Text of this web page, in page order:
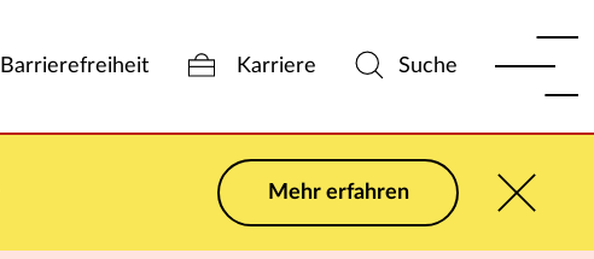
Barrierefreiheit Karriere Suche
Mehr erfahren